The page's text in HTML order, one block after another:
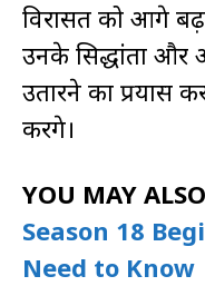
विरासत को आगे
उनके सिद्धांतों और
उतारने का
करेंगे।
YOU MAY
Season 18
Need to Know